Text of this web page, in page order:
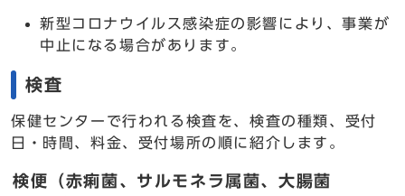
新型コロナウイルス感染症の影響により、事業が
中止になる場合があります。
検査
保健センターで行われる検査を、検査の種類、受付
日・時間、料金、受付場所の順に紹介します。
検便（赤痢菌、サルモネラ属菌、大腸菌